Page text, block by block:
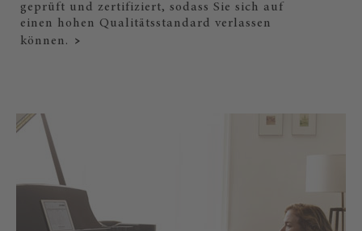
geprüft und zertifiziert, sodass Sie sich auf
einen hohen Qualitätsstandard verlassen
können.